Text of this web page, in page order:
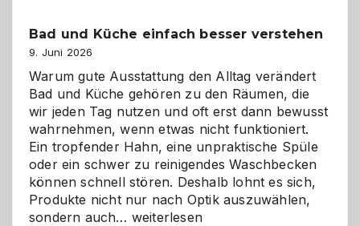
Bad und Küche einfach besser verstehen
9. Juni 2026
Warum gute Ausstattung den Alltag verändert
Bad und Küche gehören zu den Räumen, die
wir jeden Tag nutzen und oft erst dann bewusst
wahrnehmen, wenn etwas nicht funktioniert.
Ein tropfender Hahn, eine unpraktische Spüle
oder ein schwer zu reinigendes Waschbecken
können schnell stören. Deshalb lohnt es sich,
Produkte nicht nur nach Optik auszuwählen,
sondern auch… Bad
weiterlesen